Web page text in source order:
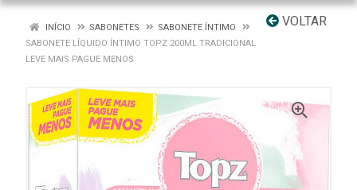
VOLTAR
INÍCIO SABONETES
SABONETE ÍNTIMO
SABONETE LÍQUIDO ÍNTIMO TOPZ 200ML TRADICIONAL
LEVE MAIS PAGUE MENOS